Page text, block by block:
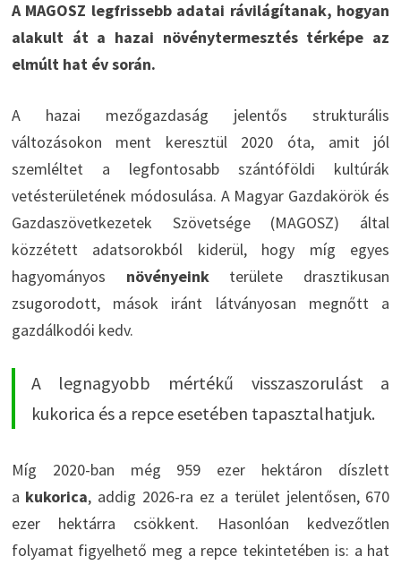
A MAGOSZ legfrissebb adatai rávilágítanak, hogyan
alakult át a hazai növénytermesztés térképe az
elmúlt hat év során.
A hazai mezőgazdaság jelentős strukturális
változásokon ment keresztül 2020 óta, amit jól
szemléltet a legfontosabb szántóföldi kultúrák
vetésterületének módosulása. A Magyar Gazdakörök és
Gazdaszövetkezetek Szövetsége (MAGOSZ) által
közzétett adatsorokból kiderül, hogy míg egyes
hagyományos növényeink területe drasztikusan
zsugorodott, mások iránt látványosan megnőtt a
gazdálkodói kedv.
A legnagyobb mértékű visszaszorulást a
kukorica és a repce esetében tapasztalhatjuk.
Míg 2020-ban még 959 ezer hektáron díszlett
a kukorica, addig 2026-ra ez a terület jelentősen, 670
ezer hektárra csökkent. Hasonlóan kedvezőtlen
folyamat figyelhető meg a repce tekintetében is: a hat